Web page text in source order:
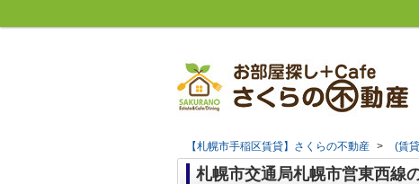
【札幌市手稲区賃貸】さくらの不動産 > (賃
札幌市交通局札幌市営東西線